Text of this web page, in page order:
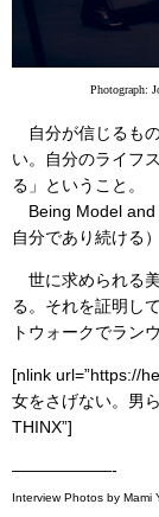
Photograph:
自分が信じるも
い。自分のライフ
る」ということ。
Being Model and
自分であり続ける
世に求められる
る。それを証明し
トウォークでラン
[nlink url=”https://
女をさげない。男
THINX”]
——————-
Interview Photos by Mami